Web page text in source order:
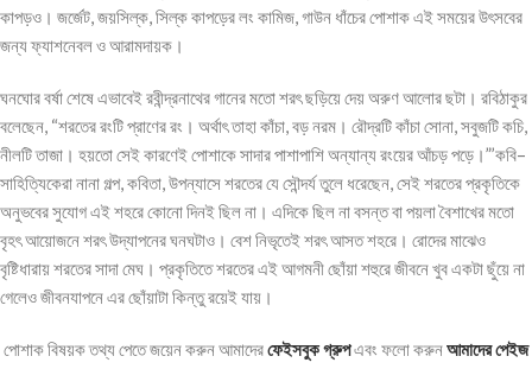
কাপড়ও। জর্জেট, জয়সিল্ক, সিল্ক কাপড়ের লং কামিজ, গাউন ধাঁচের পোশাক এই সময়ের উৎসবের
জন্য ফ্যাশনেবল ও আরামদায়ক।
ঘনঘোর বর্ষা শেষে এভাবেই রবীন্দ্রনাথের গানের মতো শরৎ ছড়িয়ে দেয় অরুণ আলোর ছটা। রবিঠাকুর
বলেছেন, “শরতের রংটি প্রাণের রং। অর্থাৎ তাহা কাঁচা, বড় নরম। রৌদ্রটি কাঁচা সোনা, সবুজটি কচি,
নীলটি তাজা। হয়তো সেই কারণেই পোশাকে সাদার পাশাপাশি অন্যান্য রংয়ের আঁচড় পড়ে।”’কবি–
সাহিত্যিকেরা নানা গল্প, কবিতা, উপন্যাসে শরতের যে সৌন্দর্য তুলে ধরেছেন, সেই শরতের প্রকৃতিকে
অনুভবের সুযোগ এই শহরে কোনো দিনই ছিল না। এদিকে ছিল না বসন্ত বা পয়লা বৈশাখের মতো
বৃহৎ আয়োজনে শরৎ উদ্‌যাপনের ঘনঘটাও। বেশ নিভৃতেই শরৎ আসত শহরে। রোদের মাঝেও
বৃষ্টিধারায় শরতের সাদা মেঘ। প্রকৃতিতে শরতের এই আগমনী ছোঁয়া শহুরে জীবনে খুব একটা ছুঁয়ে না
গেলেও জীবনযাপনে এর ছোঁয়াটা কিন্তু রয়েই যায়।
পোশাক বিষয়ক তথ্য পেতে জয়েন করুন আমাদেরফেইসবুক গ্রুপএবং ফলো করুনআমাদের পেইজ